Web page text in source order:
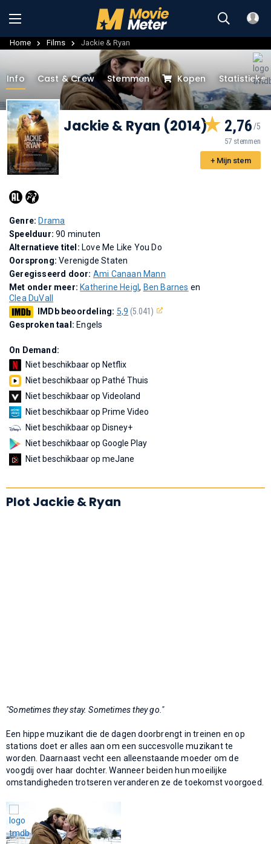
Home Films Jackie & Ryan
Info Cast & Crew Stemmen Kopen
Jackie & Ryan (2014) 2,76
57 stemmen
+ Mijn stem
Genre: Drama
Speelduur:90 minuten
Alternatieve titel: Love Me Like You Do
Oorsprong:Verenigde Staten
Geregisseerd door: Ami Canaan Mann
Met onder meer: Katherine Heigl, Ben Barnes en
Clea DuVall
IMDb beoordeling: 5,9 (5.041)
Gesproken taal: Engels
On Demand:
Niet beschikbaar op Netflix
Niet beschikbaar op Pathé Thuis
Niet beschikbaar op Videoland
Niet beschikbaar op Prime Video
Niet beschikbaar op Disney+
Niet beschikbaar op Google Play
Niet beschikbaar op meJane
Plot Jackie & Ryan
"Sometimes they stay. Sometimes they go."
Een hippe muzikant die de dagen doorbrengt in treinen en op
stations doet er alles aan om een succesvolle muzikant te
worden. Daarnaast vecht een alleenstaande moeder om de
voogdij over haar dochter. Wanneer beiden hun moeilijke
omstandigheden trotseren veranderen ze de toekomst voorgoed.